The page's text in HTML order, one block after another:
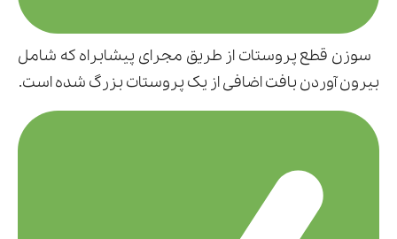
سوزن قطع پروستات از طریق مجرای پیشابراه که شامل
بیرون آوردن بافت اضافی از یک پروستات بزرگ شده است.